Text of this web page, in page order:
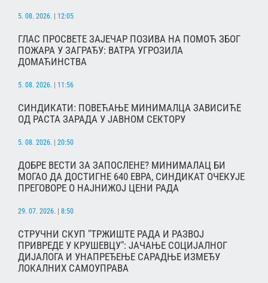
5. 08. 2026. | 12:05
ГЛАС ПРОСВЕТЕ ЗАЈЕЧАР ПОЗИВА НА ПОМОЋ ЗБОГ
ПОЖАРА У ЗАГРАЂУ: ВАТРА УГРОЗИЛА
ДОМАЋИНСТВА
5. 08. 2026. | 11:56
СИНДИКАТИ: ПОВЕЋАЊЕ МИНИМАЛЦА ЗАВИСИЋЕ
ОД РАСТА ЗАРАДА У ЈАВНОМ СЕКТОРУ
5. 08. 2026. | 20:50
ДОБРЕ ВЕСТИ ЗА ЗАПОСЛЕНЕ? МИНИМАЛАЦ БИ
МОГАО ДА ДОСТИГНЕ 640 ЕВРА, СИНДИКАТ ОЧЕКУЈЕ
ПРЕГОВОРЕ О НАЈНИЖОЈ ЦЕНИ РАДА
29. 07. 2026. | 8:50
СТРУЧНИ СКУП "ТРЖИШТЕ РАДА И РАЗВОЈ
ПРИВРЕДЕ У КРУШЕВЦУ": ЈАЧАЊЕ СОЦИЈАЛНОГ
ДИЈАЛОГА И УНАПРЕЂЕЊЕ САРАДЊЕ ИЗМЕЂУ
ЛОКАЛНИХ САМОУПРАВА